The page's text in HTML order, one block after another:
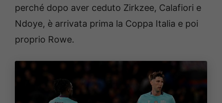
perché dopo aver ceduto Zirkzee, Calafiori e
Ndoye, è arrivata prima la Coppa Italia e poi
proprio Rowe.